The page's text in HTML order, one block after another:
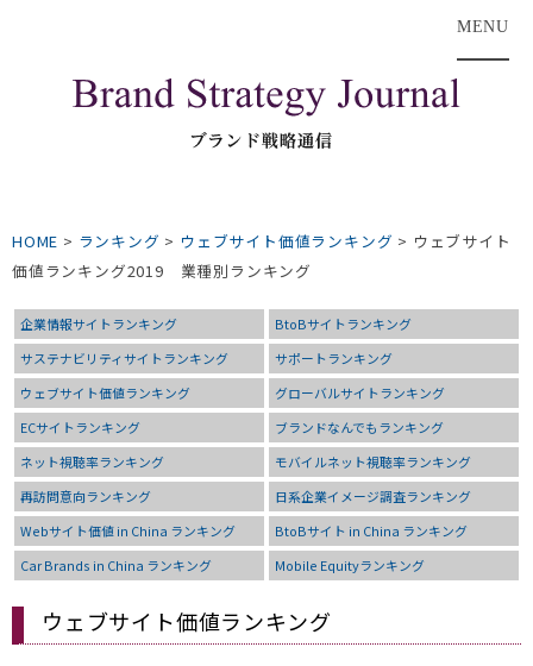
MENU
HOME > ランキング > ウェブサイト価値ランキング > ウェブサイト
価値ランキング2019 業種別ランキング
企業情報サイトランキング
BtoBサイトランキング
サステナビリティサイトランキング
サポートランキング
ウェブサイト価値ランキング
グローバルサイトランキング
ECサイトランキング
ブランドなんでもランキング
ネット視聴率ランキング
モバイルネット視聴率ランキング
再訪問意向ランキング
日系企業イメージ調査ランキング
Webサイト価値 in China ランキング
BtoBサイト in China ランキング
Car Brands in China ランキング
Mobile Equityランキング
ウェブサイト価値ランキング